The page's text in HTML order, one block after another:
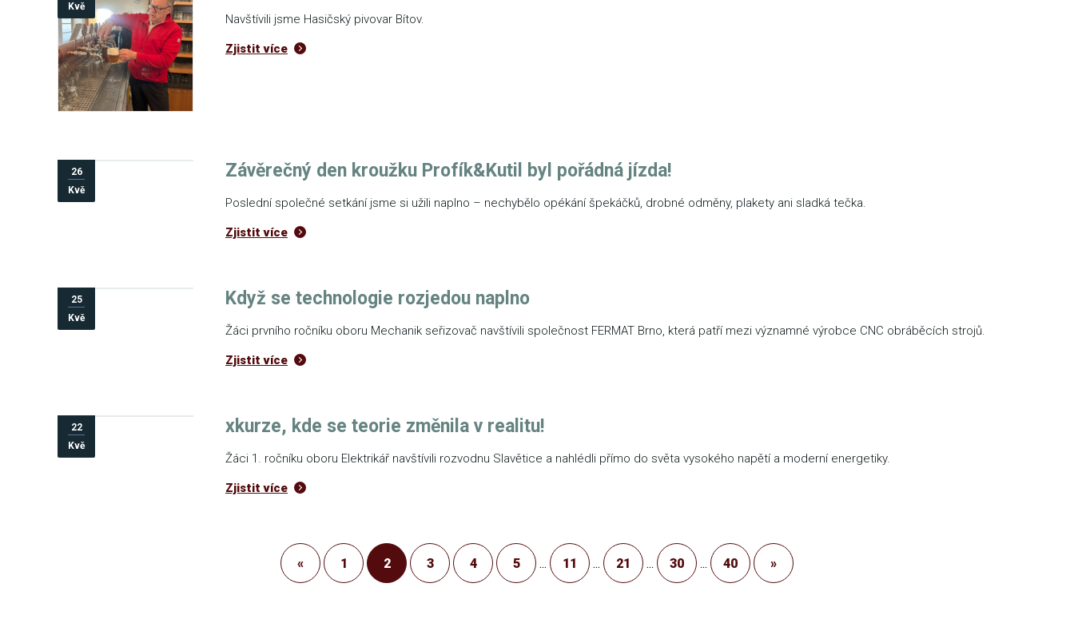
Kvě
Navštívili jsme Hasičský pivovar Bítov.
Zjistit více
26
Kvě
Závěrečný den kroužku Profík&Kutil byl pořádná jízda!
Poslední společné setkání jsme si užili naplno – nechybělo opékání špekáčků, drobné odměny, plakety ani sladká tečka.
Zjistit více
25
Kvě
Když se technologie rozjedou naplno
Žáci prvního ročníku oboru Mechanik seřizovač navštívili společnost FERMAT Brno, která patří mezi významné výrobce CNC obráběcích strojů.
Zjistit více
22
Kvě
xkurze, kde se teorie změnila v realitu!
Žáci 1. ročníku oboru Elektrikář navštívili rozvodnu Slavětice a nahlédli přímo do světa vysokého napětí a moderní energetiky.
Zjistit více
« 1 2 3 4 5 ... 11 ... 21 ... 30 ... 40 »